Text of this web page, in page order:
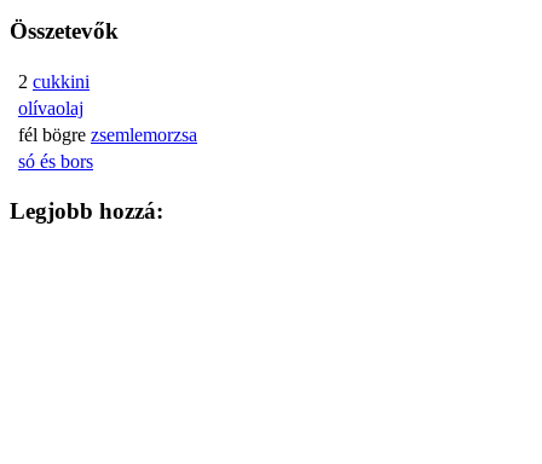
Összetevők
2 cukkini
olívaolaj
fél bögre zsemlemorzsa
só és bors
Legjobb hozzá: